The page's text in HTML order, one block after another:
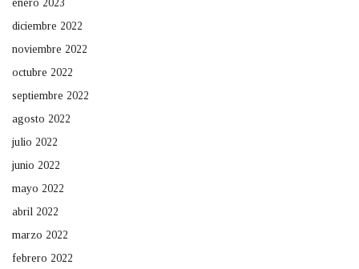
enero 2023
diciembre 2022
noviembre 2022
octubre 2022
septiembre 2022
agosto 2022
julio 2022
junio 2022
mayo 2022
abril 2022
marzo 2022
febrero 2022